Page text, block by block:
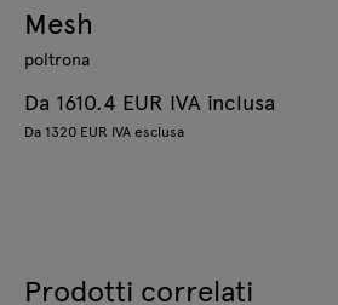
Mesh
poltrona
Da 1610.4 EUR IVA inclusa
Da 1320 EUR IVA esclusa
Prodotti correlati